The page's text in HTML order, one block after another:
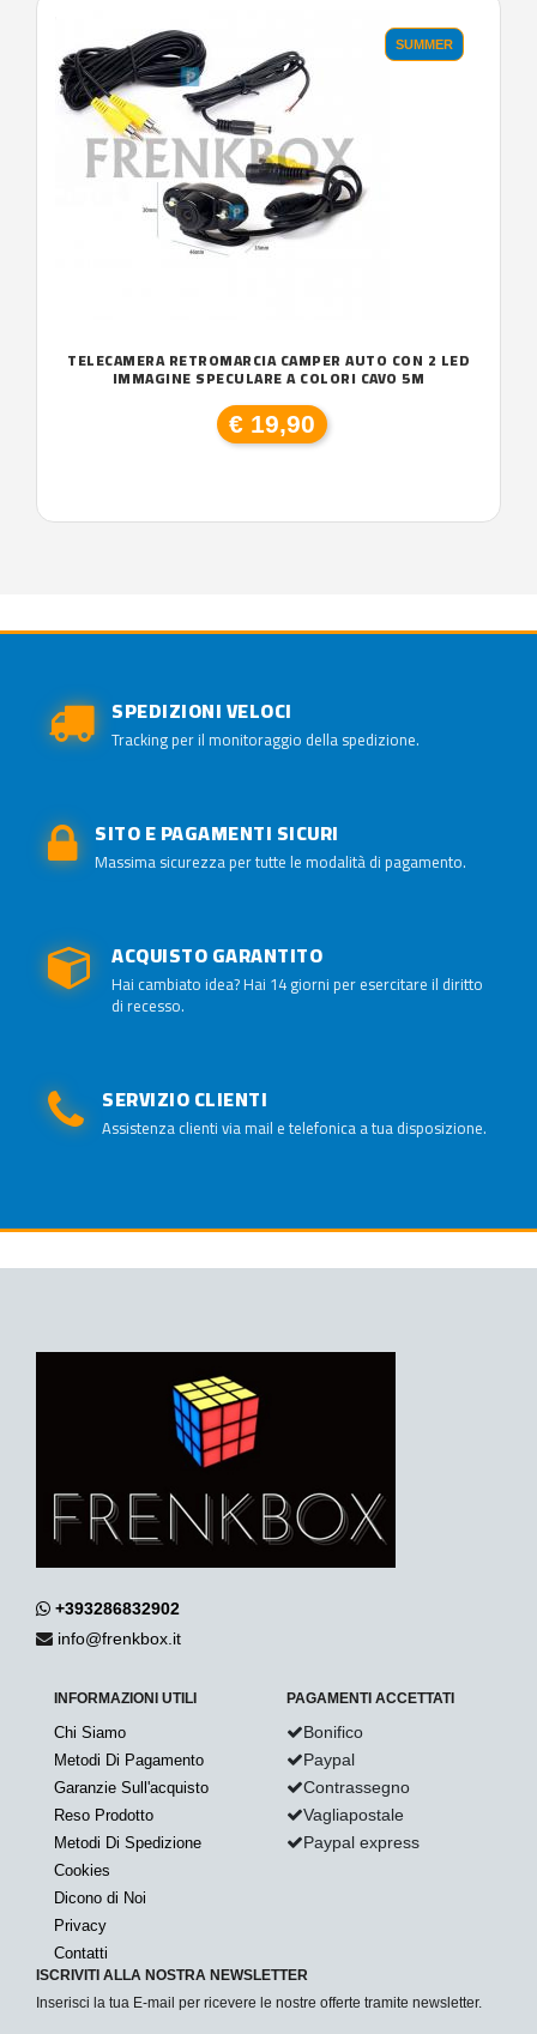
SUMMER
TELECAMERA RETROMARCIA CAMPER AUTO CON 2 LED
IMMAGINE SPECULARE A COLORI CAVO 5M
€ 19,90
SPEDIZIONI VELOCI
Tracking per il monitoraggio della spedizione.
SITO E PAGAMENTI SICURI
Massima sicurezza per tutte le modalità di pagamento.
ACQUISTO GARANTITO
Hai cambiato idea? Hai 14 giorni per esercitare il diritto
di recesso.
SERVIZIO CLIENTI
Assistenza clienti via mail e telefonica a tua disposizione.
+393286832902
info@frenkbox.it
INFORMAZIONI UTILI
Chi Siamo
Metodi Di Pagamento
Garanzie Sull'acquisto
Reso Prodotto
Metodi Di Spedizione
Cookies
Dicono di Noi
Privacy
Contatti
PAGAMENTI ACCETTATI
Bonifico
Paypal
Contrassegno
Vagliapostale
Paypal express
ISCRIVITI ALLA NOSTRA NEWSLETTER
Inserisci la tua E-mail per ricevere le nostre offerte tramite newsletter.